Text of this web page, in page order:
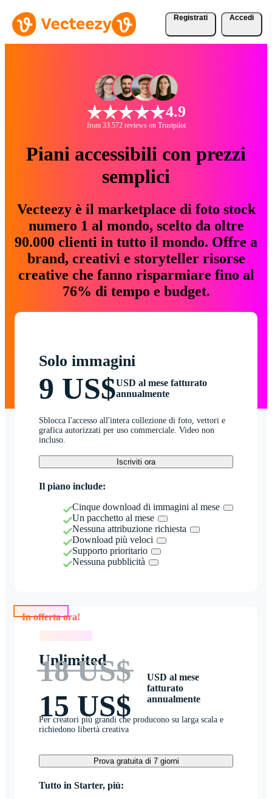
Registrati Accedi
4.9
from 33.572 reviews on Trustpilot
Piani accessibili con prezzi
semplici
Vecteezy è il marketplace di foto stock
numero 1 al mondo, scelto da oltre
90.000 clienti in tutto il mondo. Offre a
brand, creativi e storyteller risorse
creative che fanno risparmiare fino al
76% di tempo e budget.
Solo immagini
9 US$USD al mese fatturato
annualmente
Sblocca l'accesso all'intera collezione di foto, vettori e
grafica autorizzati per uso commerciale. Video non
incluso.
Iscriviti ora
Il piano include:
Cinque download di immagini al mese
Un pacchetto al mese
Nessuna attribuzione richiesta
Download più veloci
Supporto prioritario
Nessuna pubblicità
Unlimited
18 US$
15 US$
USD al mese
fatturato
annualmente
Per creatori più grandi che producono su larga scala e
richiedono libertà creativa
Prova gratuita di 7 giorni
Tutto in Starter, più: